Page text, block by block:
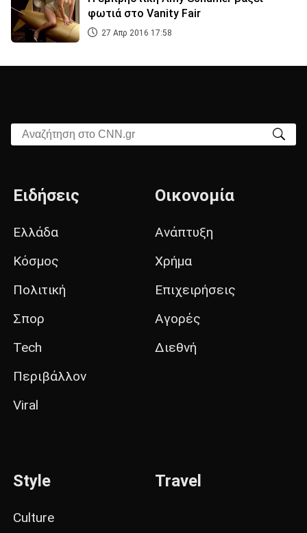
φωτιά στο Vanity Fair
27 Απρ 2016 17:58
Αναζήτηση στο CNN.gr
Ειδήσεις
Ελλάδα
Κόσμος
Πολιτική
Σπορ
Tech
Περιβάλλον
Viral
Οικονομία
Ανάπτυξη
Χρήμα
Επιχειρήσεις
Αγορές
Διεθνή
Style
Culture
Travel